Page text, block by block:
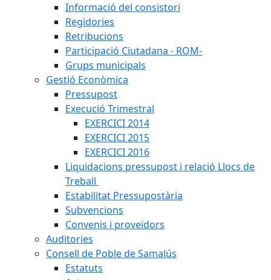
Informació del consistori
Regidories
Retribucions
Participació Ciutadana - ROM-
Grups municipals
Gestió Econòmica
Pressupost
Execució Trimestral
EXERCICI 2014
EXERCICI 2015
EXERCICI 2016
Liquidacions pressupost i relació Llocs de
Treball
Estabilitat Pressupostària
Subvencions
Convenis i proveïdors
Auditories
Consell de Poble de Samalús
Estatuts